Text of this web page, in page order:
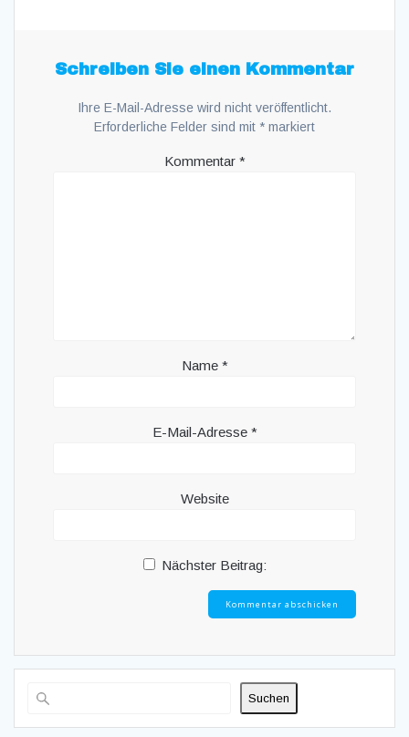
Schreiben Sie einen Kommentar
Ihre E-Mail-Adresse wird nicht veröffentlicht.
Erforderliche Felder sind mit * markiert
Kommentar *
Name *
E-Mail-Adresse *
Website
Nächster Beitrag:
Suchen